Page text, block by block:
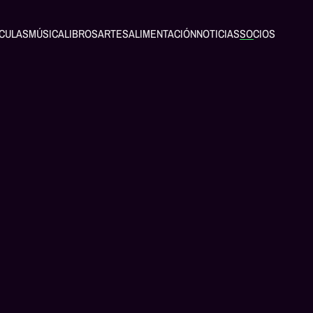
MÚSICALIBROSARTESALIMENTACIÓNNOTICIASSOCIOS